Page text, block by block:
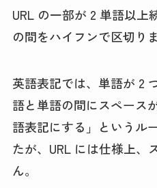
URL の一部が 2 単語以上
の間をハイフンで区切りま
英語表記では、単語が 2
語と単語の間にスペース
語表記にする」というル
たが、URL には仕様上、
ん。